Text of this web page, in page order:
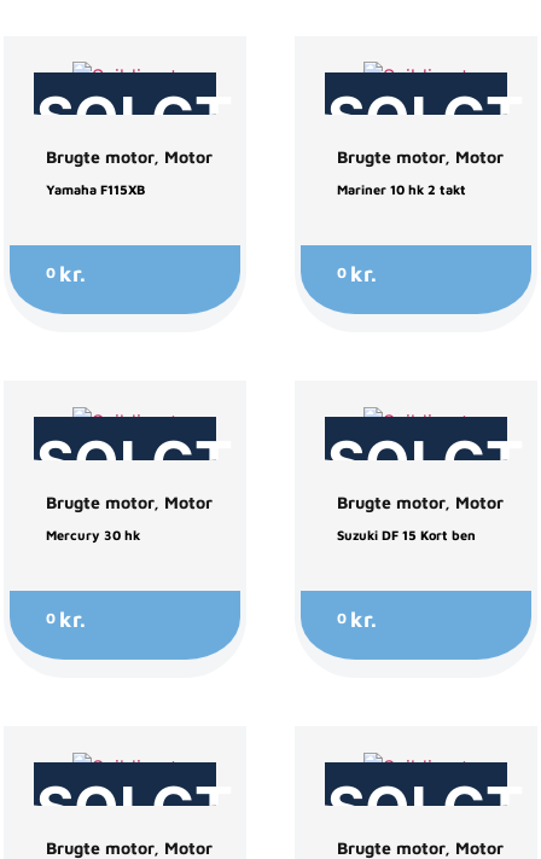
SOLGT
Brugte motor, Motor
Yamaha F115XB
0 kr.
SOLGT
Brugte motor, Motor
Mariner 10 hk 2 takt
0 kr.
SOLGT
Brugte motor, Motor
Mercury 30 hk
0 kr.
SOLGT
Brugte motor, Motor
Suzuki DF 15 Kort ben
0 kr.
SOLGT
Brugte motor, Motor
SOLGT
Brugte motor, Motor